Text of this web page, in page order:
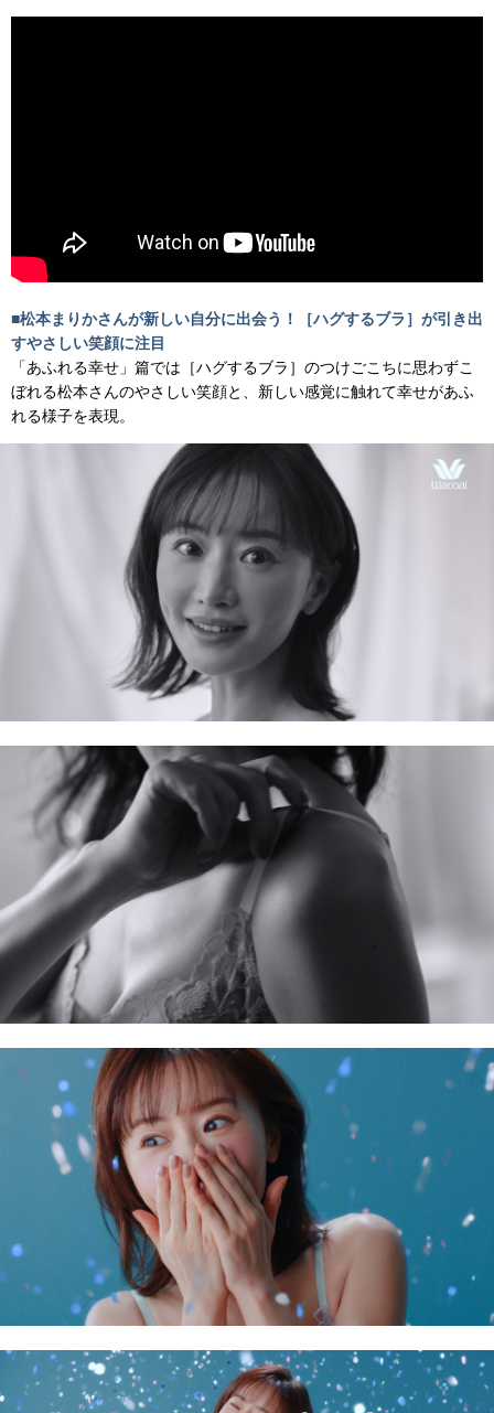
■松本まりかさんが新しい自分に出会う！［ハグするブラ］が引き出
すやさしい笑顔に注目
「あふれる幸せ」篇では［ハグするブラ］のつけごこちに思わずこ
ぼれる松本さんのやさしい笑顔と、新しい感覚に触れて幸せがあふ
れる様子を表現。